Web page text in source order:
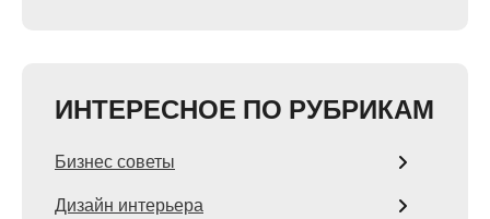
ИНТЕРЕСНОЕ ПО РУБРИКАМ
Бизнес советы
Дизайн интерьера